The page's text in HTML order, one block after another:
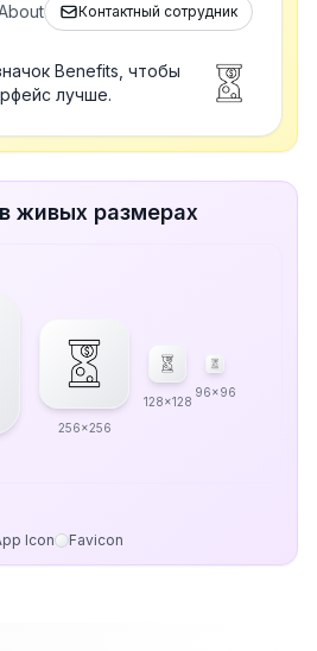
Контактный сотрудник
Benefits, чтобы
лучше.
живых размерах
256x256
128x128
96x96
Icon Favicon